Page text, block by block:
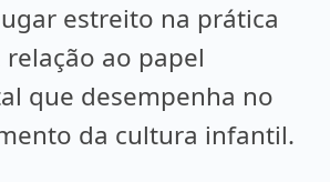
estreito na prática
relação ao papel
que desempenha no
da cultura infantil.